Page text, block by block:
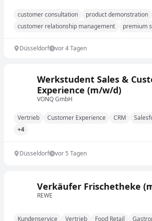
customer consultation product demonstration
customer relationship management
premium
Düsseldorf vor 4 Tagen
Werkstudent Sales &
Experience (m/w/d)
VONQ GmbH
Vertrieb Customer Experience CRM
+4
Düsseldorf vor 5 Tagen
Verkäufer Frischetheke
REWE
Kundenservice Vertrieb Food Retail